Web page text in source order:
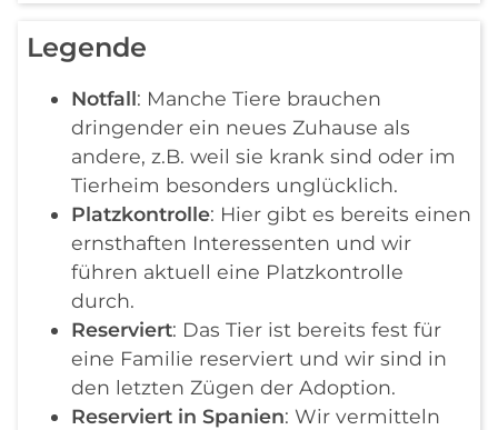
Legende
Notfall: Manche Tiere brauchen
dringender ein neues Zuhause als
andere, z.B. weil sie krank sind oder im
Tierheim besonders unglücklich.
Platzkontrolle: Hier gibt es bereits einen
ernsthaften Interessenten und wir
führen aktuell eine Platzkontrolle
durch.
Reserviert: Das Tier ist bereits fest für
eine Familie reserviert und wir sind in
den letzten Zügen der Adoption.
Reserviert in Spanien: Wir vermitteln